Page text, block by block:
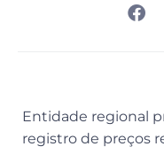
Entidade regional
registro de preços